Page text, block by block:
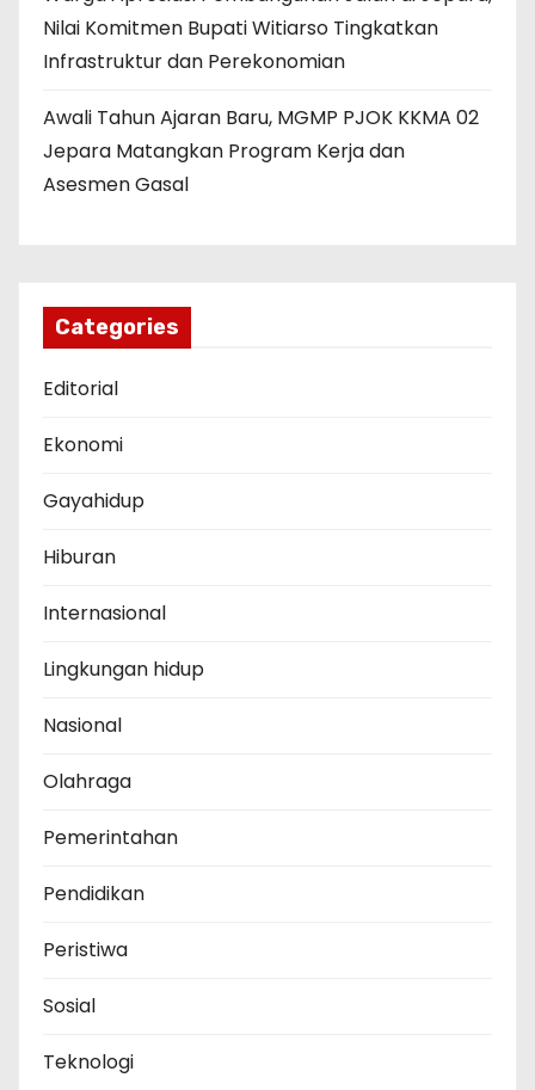
Nilai Komitmen Bupati Witiarso Tingkatkan
Infrastruktur dan Perekonomian
Awali Tahun Ajaran Baru, MGMP PJOK KKMA 02
Jepara Matangkan Program Kerja dan
Asesmen Gasal
Categories
Editorial
Ekonomi
Gayahidup
Hiburan
Internasional
Lingkungan hidup
Nasional
Olahraga
Pemerintahan
Pendidikan
Peristiwa
Sosial
Teknologi